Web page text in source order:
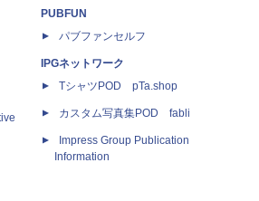
PUBFUN
パブファンセルフ
IPGネットワーク
TシャツPOD pTa.shop
カスタム写真集POD fabli
Impress Group Publication
Information